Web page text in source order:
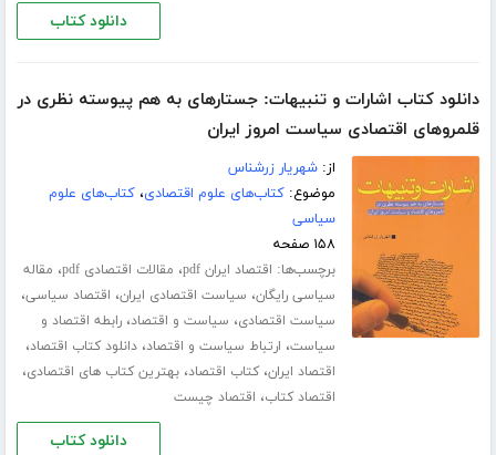
دانلود کتاب
دانلود کتاب اشارات و تنبیهات: جستارهای به هم پیوسته نظری در
قلمروهای اقتصادی سیاست امروز ایران
از:شهریار زرشناس
موضوع:کتاب‌های علوم اقتصادی،کتاب‌های علوم
سیاسی
۱۵۸ صفحه
برچسب‌ها: اقتصاد ایران pdf ، مقالات اقتصادی pdf ، مقاله
سیاسی رایگان، سیاست اقتصادی ایران، اقتصاد سیاسی،
سیاست اقتصادی، سیاست و اقتصاد،رابطه اقتصاد و
سیاست، ارتباط سیاست و اقتصاد،دانلود کتاب اقتصاد،
اقتصاد ایران،کتاب اقتصاد،بهترین کتاب های اقتصادی،
اقتصاد کتاب، اقتصاد چیست
دانلود کتاب